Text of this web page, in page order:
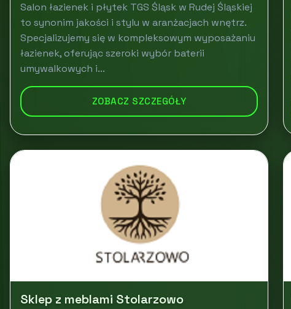
Salon łazienek i płytek TGS Śląsk w Rudej Śląskiej
to synonim jakości i stylu w aranżacjach wnętrz.
Specjalizujemy się w kompleksowym wyposażaniu
łazienek, oferując szeroki wybór baterii
umywalkowych i...
ZOBACZ SZCZEGÓŁY
Sklep z meblami Stolarzowo